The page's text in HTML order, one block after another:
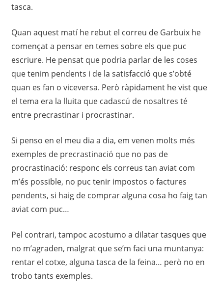
tasca.
Quan aquest matí he rebut el correu de Garbuix he
començat a pensar en temes sobre els que puc
escriure. He pensat que podria parlar de les coses
que tenim pendents i de la satisfacció que s’obté
quan es fan o viceversa. Però ràpidament he vist que
el tema era la lluita que cadascú de nosaltres té
entre precrastinar i procrastinar.
Si penso en el meu dia a dia, em venen molts més
exemples de precrastinació que no pas de
procrastinació: responc els correus tan aviat com
m’és possible, no puc tenir impostos o factures
pendents, si haig de comprar alguna cosa ho faig tan
aviat com puc…
Pel contrari, tampoc acostumo a dilatar tasques que
no m’agraden, malgrat que se’m faci una muntanya:
rentar el cotxe, alguna tasca de la feina… però no en
trobo tants exemples.